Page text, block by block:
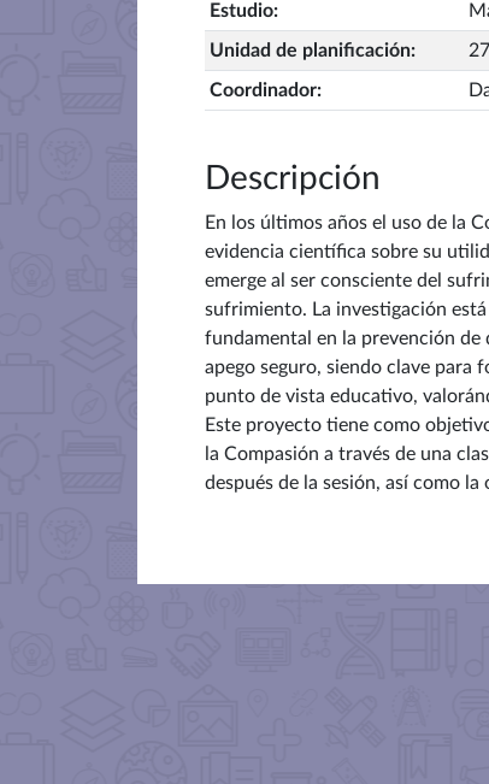
Estudio:
Unidad de planificación:
Coordinador:
Descripción
En los últimos años el uso de la
evidencia científica sobre su
emerge al ser consciente del
sufrimiento. La investigación
fundamental en la prevención de
apego seguro, siendo clave para
punto de vista educativo,
Este proyecto tiene como
la Compasión a través de una
después de la sesión, así como